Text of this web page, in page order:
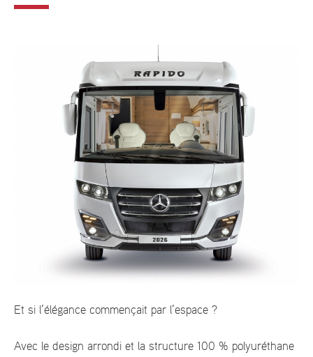
Et si l’élégance commençait par l’espace ?
Avec le design arrondi et la structure 100 % polyuréthane